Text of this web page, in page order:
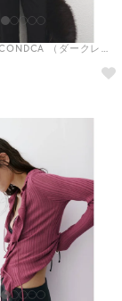
Tシャツ .-- SECONDCA （ダークレッド）